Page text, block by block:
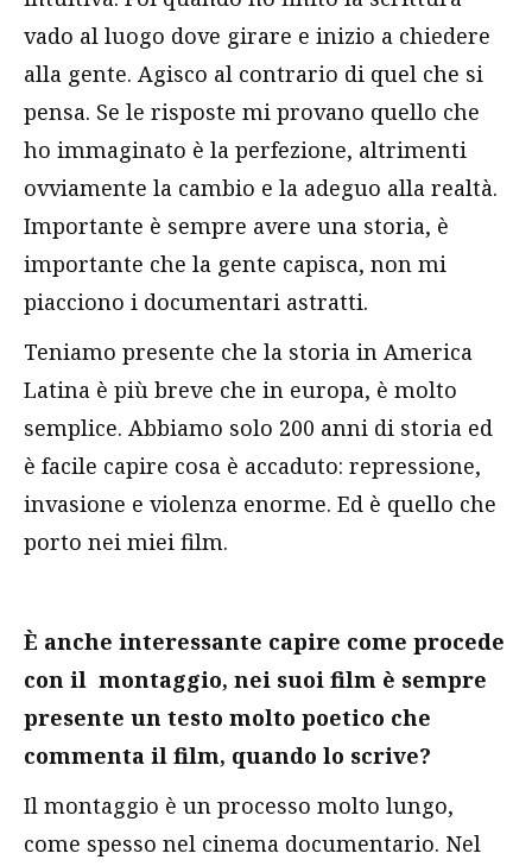
vado al luogo dove girare e inizio a chiedere
alla gente. Agisco al contrario di quel che si
pensa. Se le risposte mi provano quello che
ho immaginato è la perfezione, altrimenti
ovviamente la cambio e la adeguo alla realtà.
Importante è sempre avere una storia, è
importante che la gente capisca, non mi
piacciono i documentari astratti.
Teniamo presente che la storia in America
Latina è più breve che in europa, è molto
semplice. Abbiamo solo 200 anni di storia ed
è facile capire cosa è accaduto: repressione,
invasione e violenza enorme. Ed è quello che
porto nei miei film.
È anche interessante capire come procede
con il montaggio, nei suoi film è sempre
presente un testo molto poetico che
commenta il film, quando lo scrive?
Il montaggio è un processo molto lungo,
come spesso nel cinema documentario. Nel